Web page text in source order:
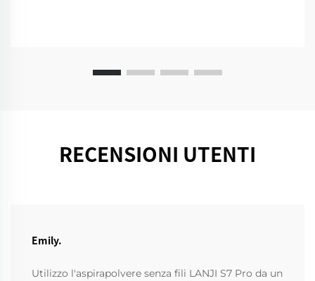
RECENSIONI UTENTI
Emily.
Utilizzo l'aspirapolvere senza fili LANJI S7 Pro da un